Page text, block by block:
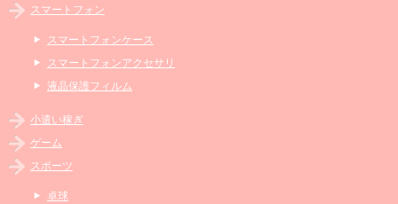
スマートフォン
スマートフォンケース
スマートフォンアクセサリ
液晶保護フィルム
小遣い稼ぎ
ゲーム
スポーツ
卓球